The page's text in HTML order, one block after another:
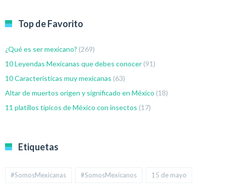
Top de Favorito
¿Qué es ser mexicano? (269)
10 Leyendas Mexicanas que debes conocer (91)
10 Características muy mexicanas (63)
Altar de muertos origen y significado en México (18)
11 platillos típicos de México con insectos (17)
Etiquetas
#SomosMexicanas #SomosMexicanos 15 de mayo